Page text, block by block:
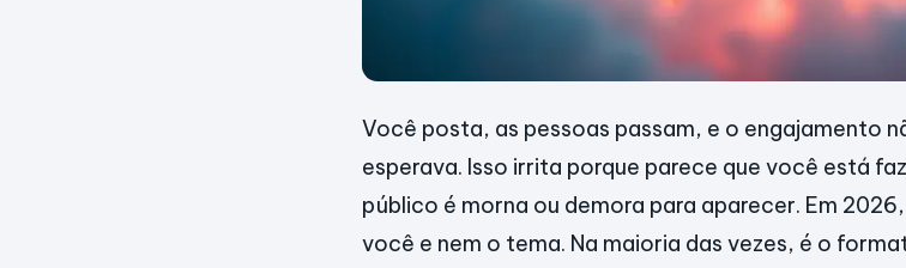
Você posta, as pessoas passam, e o engajamento
esperava. Isso irrita porque parece que você está
público é morna ou demora para aparecer. Em
você e nem o tema. Na maioria das vezes, é o